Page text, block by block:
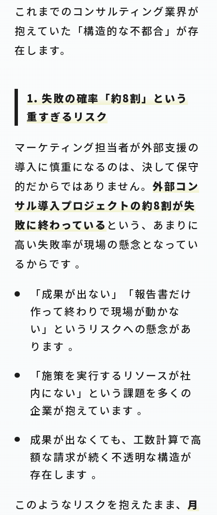
これまでのコンサルティング業界が
抱えていた「構造的な不都合」が存
在します。
1. 失敗の確率「約8割」という
重すぎるリスク
マーケティング担当者が外部支援の
導入に慎重になるのは、決して保守
的だからではありません。外部コン
サル導入プロジェクトの約8割が失
敗に終わっているという、あまりに
高い失敗率が現場の懸念となってい
るからです 。
「成果が出ない」「報告書だけ
作って終わりで現場が動かな
い」というリスクへの懸念があ
ります 。
「施策を実行するリソースが社
内にない」という課題を多くの
企業が抱えています 。
成果が出なくても、工数計算で高
額な請求が続く不透明な構造が
存在します 。
このようなリスクを抱えたまま、 月